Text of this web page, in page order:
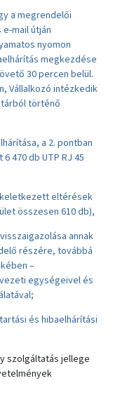
a megrendelői
mail útján
nyomon
megkezdése
30 percen belül.
Vállalkozó intézkedik
történő
a 2. pontban
470 db UTP RJ 45
eltérések
összesen 610 db),
annak
részére, továbbá
–
egységeivel és
és hibaelhárítási
szolgáltatás jellege